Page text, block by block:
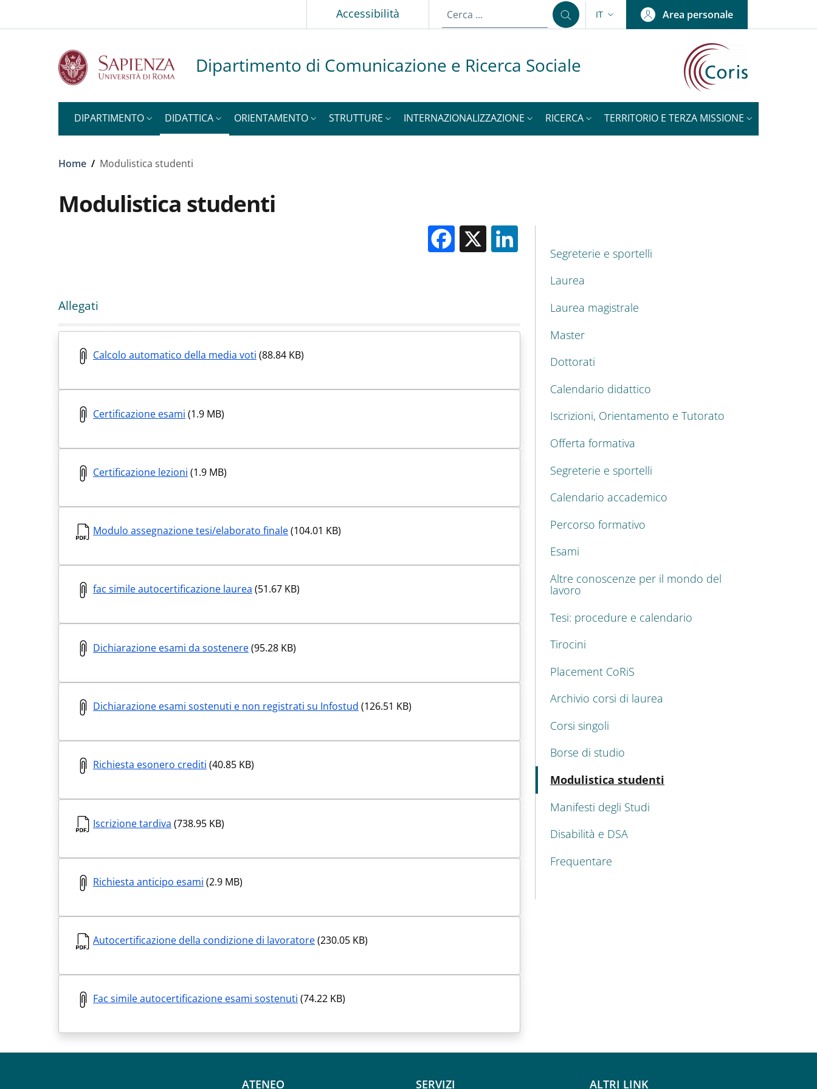
Accessibilità SELETTORE LINGUA: CURRENT LANGUAGE
IT Area personale
Dipartimento di Comunicazione e Ricerca Sociale
DIPARTIMENTO DIDATTICA ORIENTAMENTO STRUTTURE INTERNAZIONALIZZAZIONE RICERCA TERRITORIO E TERZA MISSIONE
Briciole di pane
Home / Modulistica studenti
Modulistica studenti
Facebook
X
Allegati
Calcolo automatico della media voti (88.84 KB)
Certificazione esami (1.9 MB)
Certificazione lezioni (1.9 MB)
Modulo assegnazione tesi/elaborato finale(104.01 KB)
fac simile autocertificazione laurea (51.67 KB)
Dichiarazione esami da sostenere(95.28 KB)
Dichiarazione esami sostenuti e non registrati su Infostud (126.51 KB)
Richiesta esonero crediti (40.85 KB)
Iscrizione tardiva (738.95 KB)
Richiesta anticipo esami (2.9 MB)
Autocertificazione della condizione di lavoratore(230.05 KB)
Fac simile autocertificazione esami sostenuti (74.22 KB)
MENU CEV SECOND NAVIGATION
Segreterie e sportelli
Laurea
Laurea magistrale
Master
Dottorati
Calendario didattico
Iscrizioni, Orientamento e Tutorato
Offerta formativa
Segreterie e sportelli
Calendario accademico
Percorso formativo
Esami
Altre conoscenze per il mondo del
lavoro
Tesi: procedure e calendario
Tirocini
Placement CoRiS
Archivio corsi di laurea
Corsi singoli
Borse di studio
Modulistica studenti
Manifesti degli Studi
Disabilità e DSA
Frequentare
ATENEO SERVIZI ALTRI LINK